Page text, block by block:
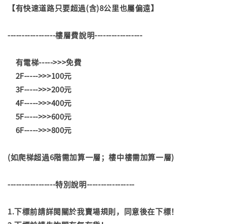
【有快速道路只要超過(含)8公里也屬偏遠】
-----------------樓層費說明-----------------
有電梯----->>>免費
2F----->>>100元
3F----->>>200元
4F----->>>400元
5F----->>>600元
6F----->>>800元
(如爬梯超過6階需加算一層；樓中樓需加算一層)
-----------------特別說明-----------------
1.下標前請詳閱關於我賣場規則，同意後在下標！